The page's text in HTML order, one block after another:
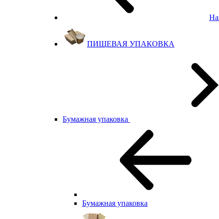
ПИЩЕВАЯ УПАКОВКА
Бумажная упаковка
Бумажная упаковка